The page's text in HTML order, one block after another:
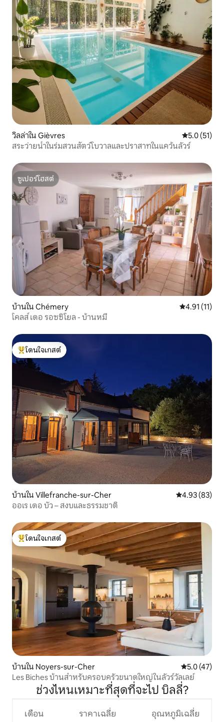
วิลล่าใน Gièvres คะแนนเฉลี่ย
5.0 (51)
สระว่ายน้ำในร่มสวนสัตว์โบวาลและปราสาทในแคว้นลัวร์
ซูเปอร์โฮสต์
ซูเปอร์โฮสต์
บ้านใน Chémery คะแนนเฉลี่ย
4.91 (11)
โคลส์ เดอ รอซซิโยล - บ้านหมี
โดนใจเกสต์ที่สุด
โดนใจเกสต์
บ้านใน Villefranche-sur-Cher คะแนนเฉลี่ย
4.93 (83)
ออเร เดอ บัว – สงบและธรรมชาติ
โดนใจเกสต์ที่สุด
โดนใจเกสต์
บ้านใน Noyers-sur-Cher คะแนนเฉลี่ย
5.0 (47)
Les Biches บ้านสำหรับครอบครัวขนาดใหญ่ในลัวร์วัลเลย์
ช่วงไหนเหมาะที่สุดที่จะไป บิลลี่?
เดือน ราคาเฉลี่ย อุณหภูมิเฉลี่ย